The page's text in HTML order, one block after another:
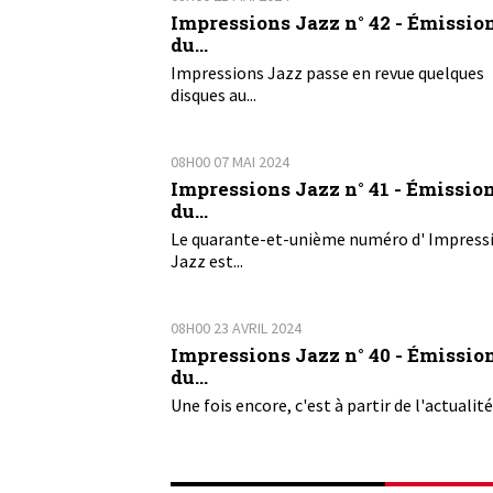
Impressions Jazz n° 42 -
du...
Impressions Jazz passe en revue quelques
disques au...
08H00 07 MAI 2024
Impressions Jazz n° 41 -
du...
Le quarante-et-unième numéro d'
Jazz est...
08H00 23 AVRIL 2024
Impressions Jazz n° 40 -
du...
Une fois encore, c'est à partir de l'actualité